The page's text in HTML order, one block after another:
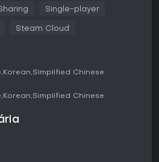
para progredir nos diálogos
escolhas ocasionais que
prioriza a imersão na história,
atmosféricas e arte
do drama que se
Single-player
Steam Cloud
Korean Simplified Chinese
Korean Simplified Chinese